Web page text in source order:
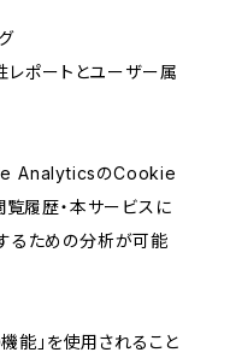
ポートとユーザー属
AnalyticsのCookie
覧履歴・本サービスに
るための分析が可能
」を使用されること